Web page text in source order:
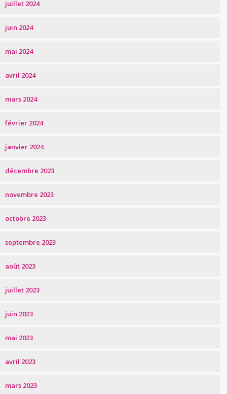
juillet 2024
juin 2024
mai 2024
avril 2024
mars 2024
février 2024
janvier 2024
décembre 2023
novembre 2023
octobre 2023
septembre 2023
août 2023
juillet 2023
juin 2023
mai 2023
avril 2023
mars 2023